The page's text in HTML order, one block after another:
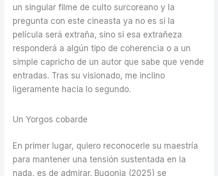
un singular filme de culto surcoreano y la
pregunta con este cineasta ya no es si la
película será extraña, sino si esa extrañeza
responderá a algún tipo de coherencia o a un
simple capricho de un autor que sabe que vende
entradas. Tras su visionado, me inclino
ligeramente hacia lo segundo.
Un Yorgos cobarde
En primer lugar, quiero reconocerle su maestría
para mantener una tensión sustentada en la
nada, es de admirar. Bugonia (2025) se